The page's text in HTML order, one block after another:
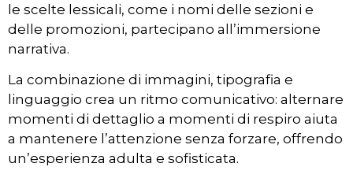
le scelte lessicali, come i nomi delle sezioni e
delle promozioni, partecipano all’immersione
narrativa.
La combinazione di immagini, tipografia e
linguaggio crea un ritmo comunicativo: alternare
momenti di dettaglio a momenti di respiro aiuta
a mantenere l’attenzione senza forzare, offrendo
un’esperienza adulta e sofisticata.